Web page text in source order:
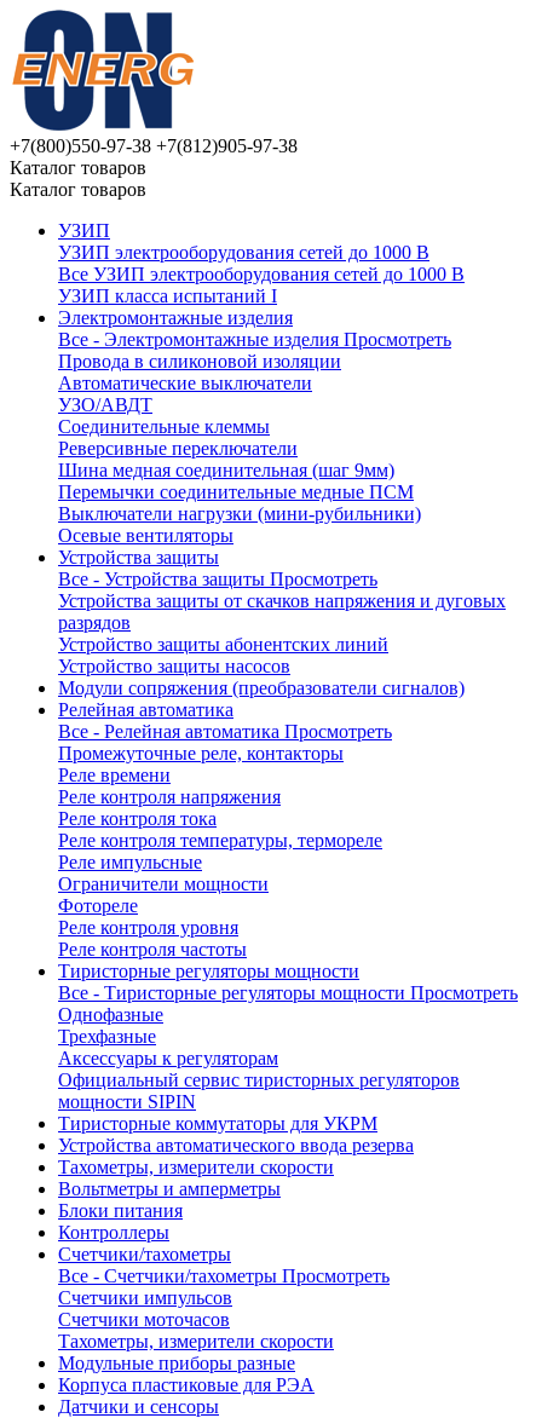
+7(800)550-97-38 +7(812)905-97-38
Каталог товаров
Каталог товаров
УЗИП
УЗИП электрооборудования сетей до 1000 В
Все УЗИП электрооборудования сетей до 1000 В
УЗИП клaссa испытаний I
Электромонтажные изделия
Все - Электромонтажные изделия Просмотреть
Провода в силиконовой изоляции
Автоматические выключатели
УЗО/АВДТ
Соединительные клеммы
Реверсивные переключатели
Шина медная соединительная (шаг 9мм)
Перемычки соединительные медные ПСМ
Выключатели нагрузки (мини-рубильники)
Осевые вентиляторы
Устройства защиты
Все - Устройства защиты Просмотреть
Устройства защиты от скачков напряжения и дуговых
разрядов
Устройство защиты абонентских линий
Устройство защиты насосов
Модули сопряжения (преобразователи сигналов)
Релейная автоматика
Все - Релейная автоматика Просмотреть
Промежуточные реле, контакторы
Реле времени
Реле контроля напряжения
Реле контроля тока
Реле контроля температуры, термореле
Реле импульсные
Ограничители мощности
Фотореле
Реле контроля уровня
Реле контроля частоты
Тиристорные регуляторы мощности
Все - Тиристорные регуляторы мощности Просмотреть
Однофазные
Трехфазные
Аксессуары к регуляторам
Официальный сервис тиристорных регуляторов
мощности SIPIN
Тиристорные коммутаторы для УКРМ
Устройства автоматического ввода резерва
Тахометры, измерители скорости
Вольтметры и амперметры
Блоки питания
Контроллеры
Счетчики/тахометры
Все - Счетчики/тахометры Просмотреть
Счетчики импульсов
Счетчики моточасов
Тахометры, измерители скорости
Модульные приборы разные
Корпуса пластиковые для РЭА
Датчики и сенсоры